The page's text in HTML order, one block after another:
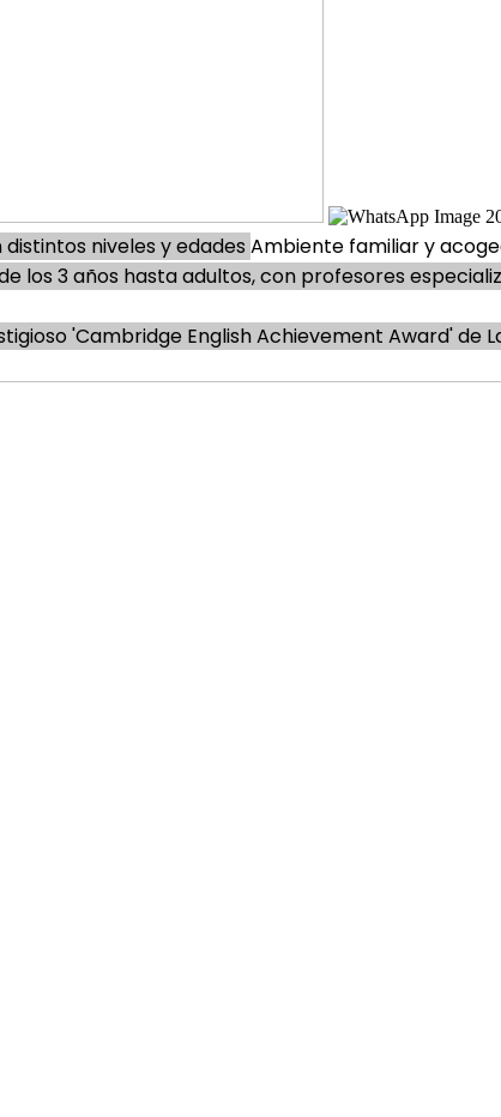
niveles y edades Ambiente familiar y
los 3 años hasta adultos, con profesores
'Cambridge English Achievement Award' de